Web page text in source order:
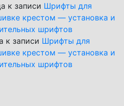
к записи Шрифты для
крестом — установка и
шрифтов
к записи Шрифты для
крестом — установка и
шрифтов